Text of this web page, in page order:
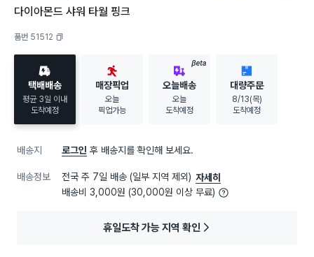
다이아몬드 샤워 타월 핑크
품번 51512
택배배송
평균 3일 이내
도착예정
매장픽업
오늘
픽업가능
BETA
오늘배송
오늘
도착예정
대량주문
8/13(목)
도착예정
배송지 로그인 후 배송지를 확인해 보세요.
배송정보 전국 주 7일 배송 (일부 지역 제외) 자세히
배송비 3,000원 (30,000원 이상 무료)
휴일도착 가능 지역 확인